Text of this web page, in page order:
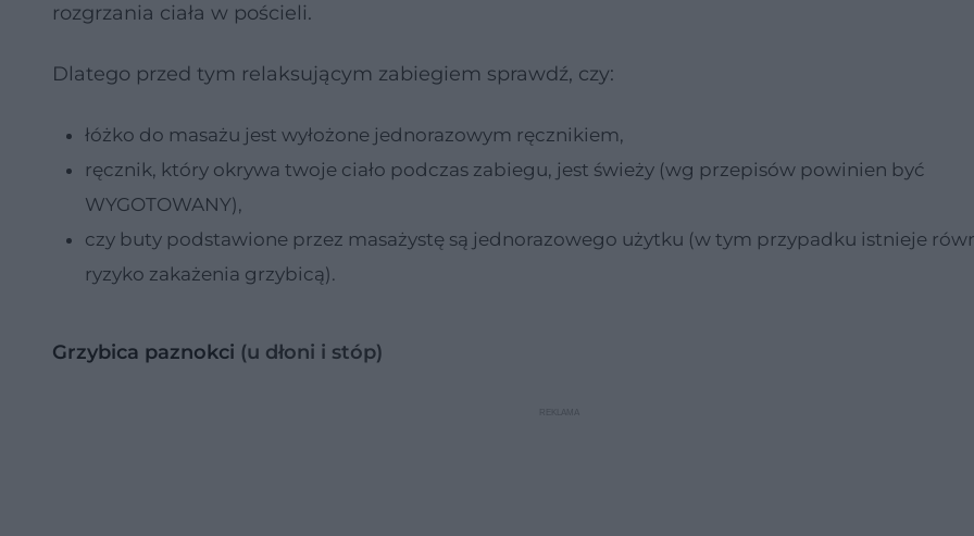
rozgrzania ciała w pościeli.
Dlatego przed tym relaksującym zabiegiem sprawdź, czy:
łóżko do masażu jest wyłożone jednorazowym ręcznikiem,
ręcznik, który okrywa twoje ciało podczas zabiegu, jest świeży (wg przepisów powinien być
WYGOTOWANY),
czy buty podstawione przez masażystę są jednorazowego użytku (w tym przypadku istnieje
ryzyko zakażenia grzybicą).
Grzybica paznokci (u dłoni i stóp)